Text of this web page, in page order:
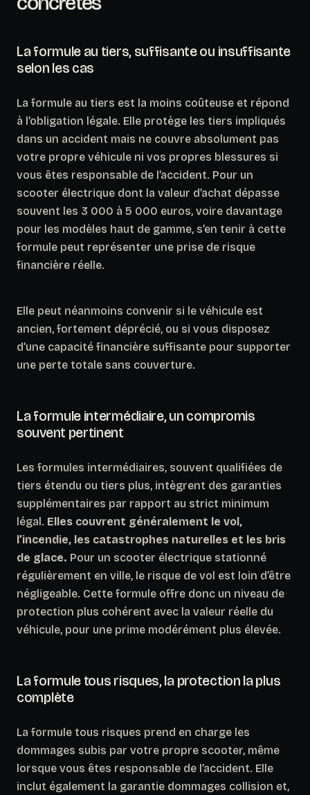
La formule au tiers, suffisante ou insuffisante
selon les cas
La formule au tiers est la moins coûteuse et répond
à l’obligation légale. Elle protège les tiers impliqués
dans un accident mais ne couvre absolument pas
votre propre véhicule ni vos propres blessures si
vous êtes responsable de l’accident. Pour un
scooter électrique dont la valeur d’achat dépasse
souvent les 3 000 à 5 000 euros, voire davantage
pour les modèles haut de gamme, s’en tenir à cette
formule peut représenter une prise de risque
financière réelle.
Elle peut néanmoins convenir si le véhicule est
ancien, fortement déprécié, ou si vous disposez
d’une capacité financière suffisante pour supporter
une perte totale sans couverture.
La formule intermédiaire, un compromis
souvent pertinent
Les formules intermédiaires, souvent qualifiées de
tiers étendu ou tiers plus, intègrent des garanties
supplémentaires par rapport au strict minimum
légal. Elles couvrent généralement le vol,
l’incendie, les catastrophes naturelles et les bris
de glace. Pour un scooter électrique stationné
régulièrement en ville, le risque de vol est loin d’être
négligeable. Cette formule offre donc un niveau de
protection plus cohérent avec la valeur réelle du
véhicule, pour une prime modérément plus élevée.
La formule tous risques, la protection la plus
complète
La formule tous risques prend en charge les
dommages subis par votre propre scooter, même
lorsque vous êtes responsable de l’accident. Elle
inclut également la garantie dommages collision et,